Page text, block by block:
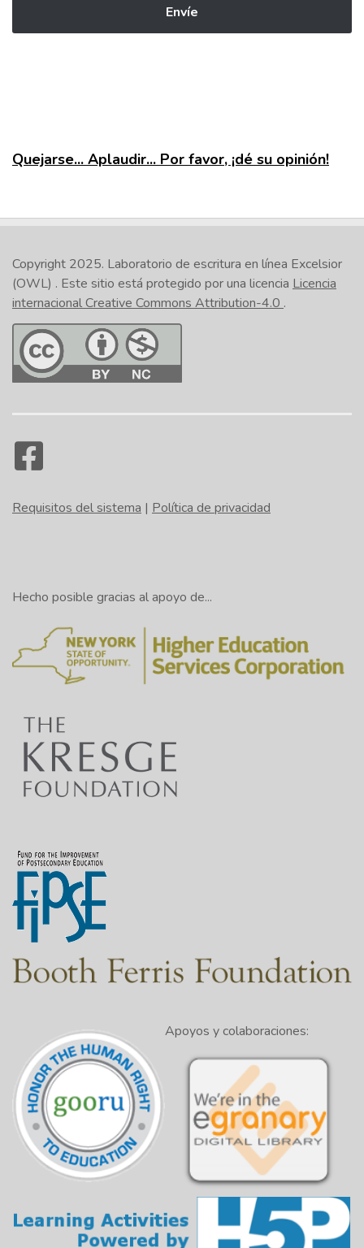
Quejarse... Aplaudir... Por favor, ¡dé su opinión!
Copyright 2025. Laboratorio de escritura en línea Excelsior
(OWL) . Este sitio está protegido por una licencia Licencia
internacional Creative Commons Attribution-4.0 .
Requisitos del sistema | Política de privacidad
Hecho posible gracias al apoyo de...
Apoyos y colaboraciones: